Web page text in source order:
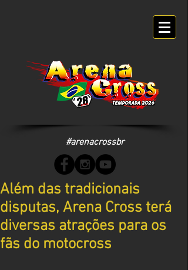
#arenacrossbr
Além das tradicionais
disputas, Arena Cross terá
diversas atrações para os
fãs do motocross